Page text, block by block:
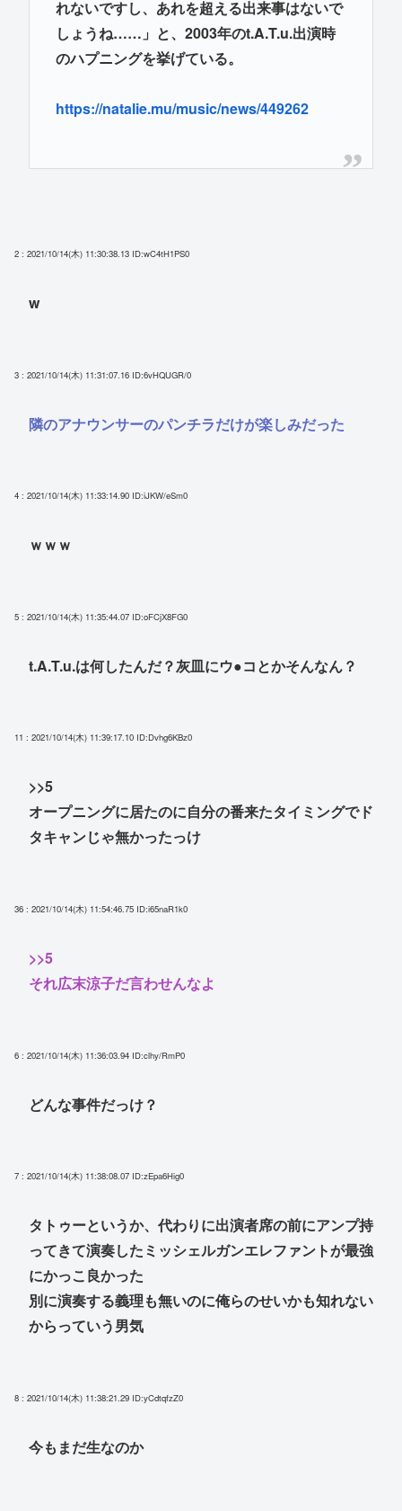
れないですし、あれを超える出来事はないで
しょうね……」と、2003年のt.A.T.u.出演時
のハプニングを挙げている。
https://natalie.mu/music/news/449262
2 : 2021/10/14(木) 11:30:38.13 ID:wC4tH1PS0
w
3 : 2021/10/14(木) 11:31:07.16 ID:6vHQUGR/0
隣のアナウンサーのパンチラだけが楽しみだった
4 : 2021/10/14(木) 11:33:14.90 ID:iJKW/eSm0
ｗｗｗ
5 : 2021/10/14(木) 11:35:44.07 ID:oFCjX8FG0
t.A.T.u.は何したんだ？灰皿にウ●コとかそんなん？
11 : 2021/10/14(木) 11:39:17.10 ID:Dvhg6KBz0
>>5
オープニングに居たのに自分の番来たタイミングでド
タキャンじゃ無かったっけ
36 : 2021/10/14(木) 11:54:46.75 ID:i65naR1k0
>>5
それ広末涼子だ言わせんなよ
6 : 2021/10/14(木) 11:36:03.94 ID:clhy/RmP0
どんな事件だっけ？
7 : 2021/10/14(木) 11:38:08.07 ID:zEpa6Hig0
タトゥーというか、代わりに出演者席の前にアンプ持
ってきて演奏したミッシェルガンエレファントが最強
にかっこ良かった
別に演奏する義理も無いのに俺らのせいかも知れない
からっていう男気
8 : 2021/10/14(木) 11:38:21.29 ID:yCdtqfzZ0
今もまだ生なのか